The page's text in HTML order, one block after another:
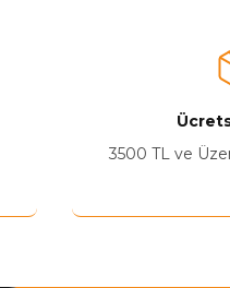
3500 TL ve